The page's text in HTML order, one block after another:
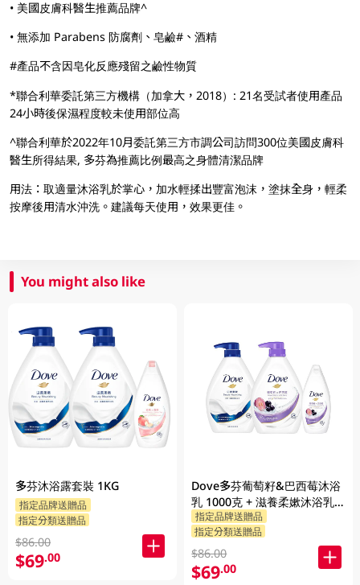
• 美國皮膚科醫生推薦品牌^
• 無添加 Parabens 防腐劑、皂鹼#、酒精
#產品不含因皂化反應殘留之鹼性物質
*聯合利華委託第三方機構（加拿大，2018）: 21名受試者使用產品
24小時後保濕程度較未使用部位高
^聯合利華於2022年10月委託第三方市調公司訪問300位美國皮膚科
醫生所得結果, 多芬為推薦比例最高之身體清潔品牌
用法：取適量沐浴乳於掌心，加水輕揉出豐富泡沫，塗抹全身，輕柔
按摩後用清水沖洗。建議每天使用，效果更佳。
You might also like
多芬沐浴露套裝 1KG
指定品牌送贈品
指定分類送贈品
$86.00
$69.00
Dove多芬葡萄籽&巴西莓沐浴
乳 1000克 + 滋養柔嫰沐浴乳
1000克 + 隨機贈品 200克
指定品牌送贈品
指定分類送贈品
$86.00
$69.00